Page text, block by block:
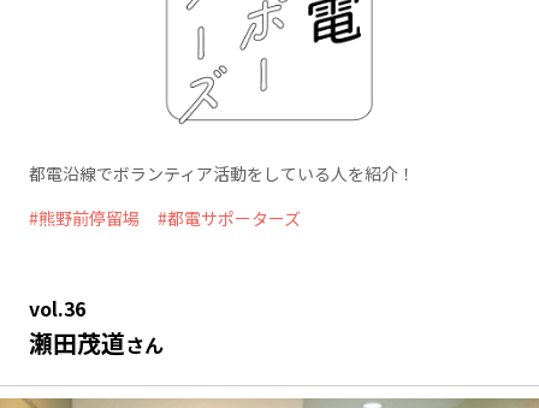
都電沿線でボランティア活動をしている人を紹介！
熊野前停留場
都電サポーターズ
vol.36
瀬田茂道さん